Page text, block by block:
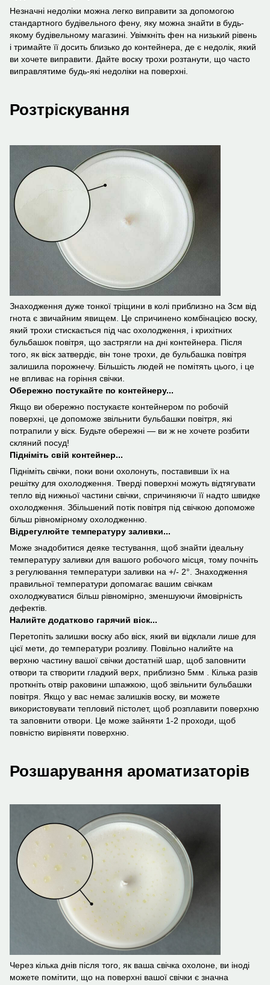
Незначні недоліки можна легко виправити за допомогою
стандартного будівельного фену, яку можна знайти в будь-
якому будівельному магазині. Увімкніть фен на низький рівень
і тримайте її досить близько до контейнера, де є недолік, який
ви хочете виправити. Дайте воску трохи розтанути, що часто
виправлятиме будь-які недоліки на поверхні.
Розтріскування
Знаходження дуже тонкої тріщини в колі приблизно на 3см від
гнота є звичайним явищем. Це спричинено комбінацією воску,
який трохи стискається під час охолодження, і крихітних
бульбашок повітря, що застрягли на дні контейнера. Після
того, як віск затвердіє, він тоне трохи, де бульбашка повітря
залишила порожнечу. Більшість людей не помітять цього, і це
не впливає на горіння свічки.
Обережно постукайте по контейнеру...
Якщо ви обережно постукаєте контейнером по робочій
поверхні, це допоможе звільнити бульбашки повітря, які
потрапили у віск. Будьте обережні — ви ж не хочете розбити
скляний посуд!
Підніміть свій контейнер...
Підніміть свічки, поки вони охолонуть, поставивши їх на
решітку для охолодження. Тверді поверхні можуть відтягувати
тепло від нижньої частини свічки, спричиняючи її надто швидке
охолодження. Збільшений потік повітря під свічкою допоможе
більш рівномірному охолодженню.
Відрегулюйте температуру заливки...
Може знадобитися деяке тестування, щоб знайти ідеальну
температуру заливки для вашого робочого місця, тому почніть
з регулювання температури заливки на +/- 2°. Знаходження
правильної температури допомагає вашим свічкам
охолоджуватися більш рівномірно, зменшуючи ймовірність
дефектів.
Налийте додатково гарячий віск...
Перетопіть залишки воску або віск, який ви відклали лише для
цієї мети, до температури розливу. Повільно налийте на
верхню частину вашої свічки достатній шар, щоб заповнити
отвори та створити гладкий верх, приблизно 5мм . Кілька разів
проткніть отвір раковини шпажкою, щоб звільнити бульбашки
повітря. Якщо у вас немає залишків воску, ви можете
використовувати тепловий пістолет, щоб розплавити поверхню
та заповнити отвори. Це може зайняти 1-2 проходи, щоб
повністю вирівняти поверхню.
Розшарування ароматизаторів
Через кілька днів після того, як ваша свічка охолоне, ви іноді
можете помітити, що на поверхні вашої свічки є значна